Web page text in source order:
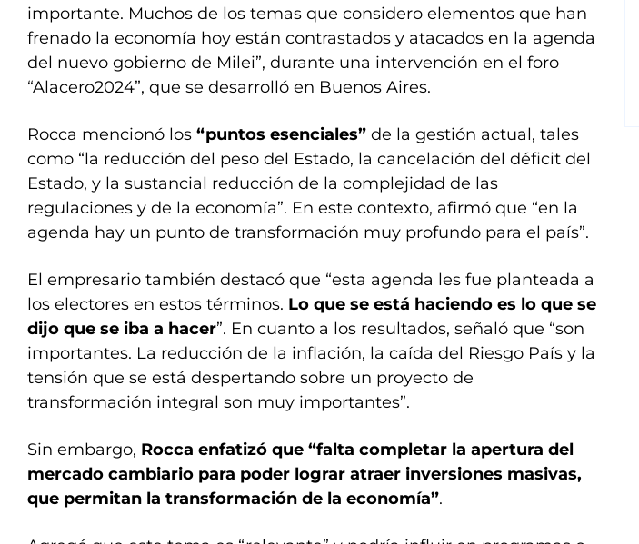
importante. Muchos de los temas que considero elementos que han
frenado la economía hoy están contrastados y atacados en la agenda
del nuevo gobierno de Milei”, durante una intervención en el foro
“Alacero2024”, que se desarrolló en Buenos Aires.
Rocca mencionó los “puntos esenciales” de la gestión actual, tales
como “la reducción del peso del Estado, la cancelación del déficit del
Estado, y la sustancial reducción de la complejidad de las
regulaciones y de la economía”. En este contexto, afirmó que “en la
agenda hay un punto de transformación muy profundo para el país”.
El empresario también destacó que “esta agenda les fue planteada a
los electores en estos términos. Lo que se está haciendo es lo que se
dijo que se iba a hacer”. En cuanto a los resultados, señaló que “son
importantes. La reducción de la inflación, la caída del Riesgo País y la
tensión que se está despertando sobre un proyecto de
transformación integral son muy importantes”.
Sin embargo, Rocca enfatizó que “falta completar la apertura del
mercado cambiario para poder lograr atraer inversiones masivas,
que permitan la transformación de la economía”.